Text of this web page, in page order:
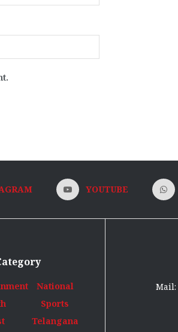
YOUTUBE
National
Sports
Telangana
Mail: